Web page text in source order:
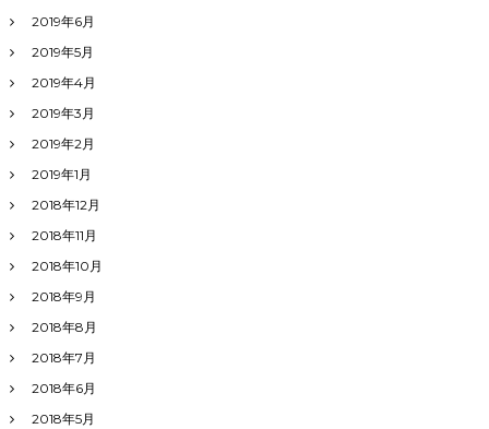
2019年6月
2019年5月
2019年4月
2019年3月
2019年2月
2019年1月
2018年12月
2018年11月
2018年10月
2018年9月
2018年8月
2018年7月
2018年6月
2018年5月